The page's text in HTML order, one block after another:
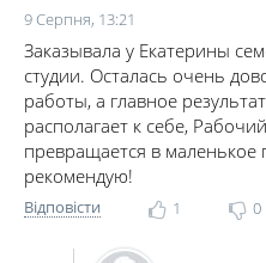
9 Серпня, 13:21
Заказывала у Екатерины
студии. Осталась очень
работы, а главное
располагает к себе,
превращается в
рекомендую!
Відповісти 1 0